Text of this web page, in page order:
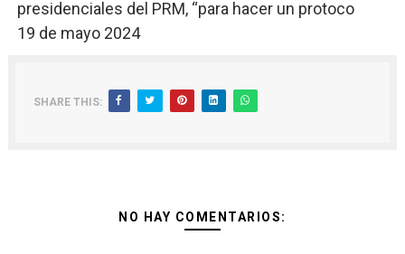
presidenciales del PRM, “para hacer un protoco
19 de mayo 2024
SHARE THIS:
NO HAY COMENTARIOS: